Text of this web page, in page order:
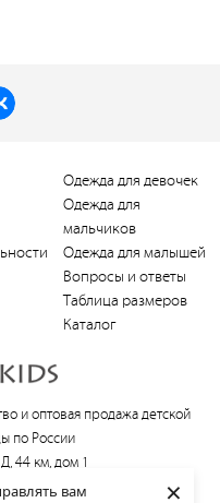
вам
×
Одежда для девочек
Одежда для
мальчиков
Одежда для малышей
Вопросы и ответы
Таблица размеров
Каталог
и оптовая продажа детской
по России
44 км, дом 1
love@kogankids.ru